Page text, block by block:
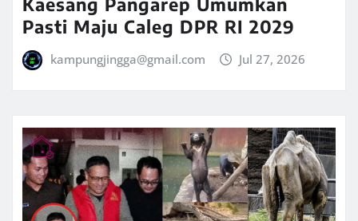
Pasti Maju Caleg DPR RI 2029
kampungjingga@gmail.com Jul 27, 2026